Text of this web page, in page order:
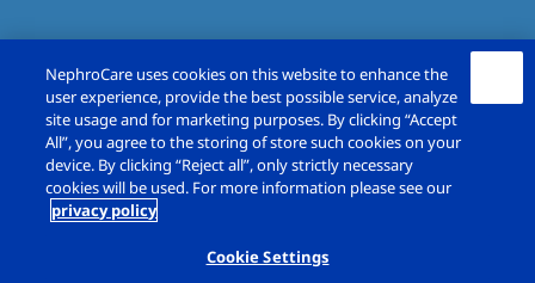
Copyright © Fresenius Medical Care (UK)
Limited 2026. All rights reserved
NephroCare uses cookies on this website to enhance the
user experience, provide the best possible service, analyze
site usage and for marketing purposes. By clicking “Accept
All”, you agree to the storing of store such cookies on your
device. By clicking “Reject all”, only strictly necessary
cookies will be used. For more information please see our
privacy policy
Cookie Settings